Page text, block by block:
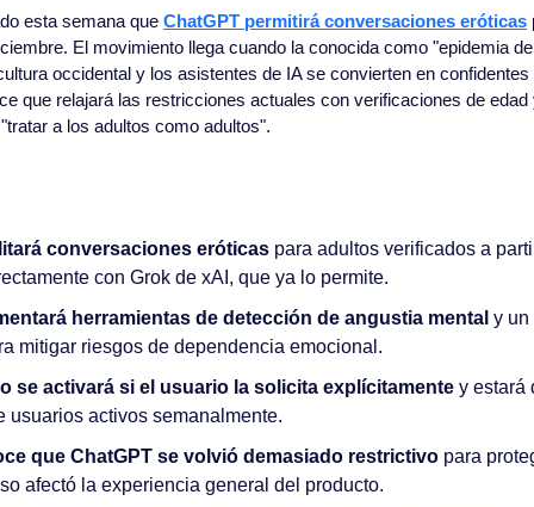
esta semana que ChatGPT permitirá conversaciones eróticas
El movimiento llega cuando la conocida como "epidemia
occidental y los asistentes de IA se convierten en
que relajará las restricciones actuales con verificaciones de
a los adultos como adultos".
conversaciones eróticas para adultos verificados a
con Grok de xAI, que ya lo permite.
herramientas de detección de angustia mental y un
mitigar riesgos de dependencia emocional.
se activará si el usuario la solicita explícitamente y estará
usuarios activos semanalmente.
que ChatGPT se volvió demasiado restrictivo para
afectó la experiencia general del producto.